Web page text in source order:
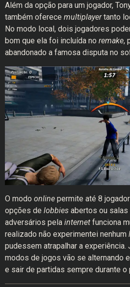
Além da opção para um jogador,
também oferece multiplayertanto
No modo local, dois jogadores
bom que ela foi incluída no remake,
abandonado a famosa disputa no
O modo online permite até 8
opções de lobbies abertos ou salas
adversários pela internet funciona
realizado não experimentei nenhum
pudessem atrapalhar a experiência.
modos de jogos vão se alternando
e sair de partidas sempre durante o